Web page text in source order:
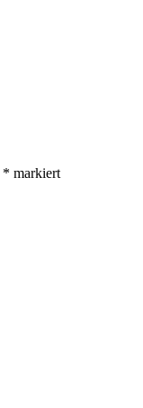
* markiert